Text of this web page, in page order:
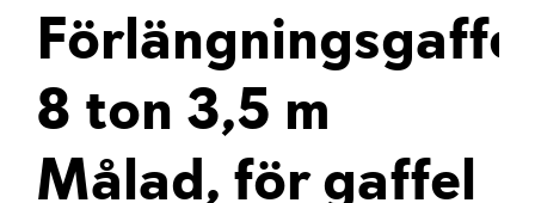
Förlängningsgaffel
8 ton 3,5 m
Målad, för gaffel